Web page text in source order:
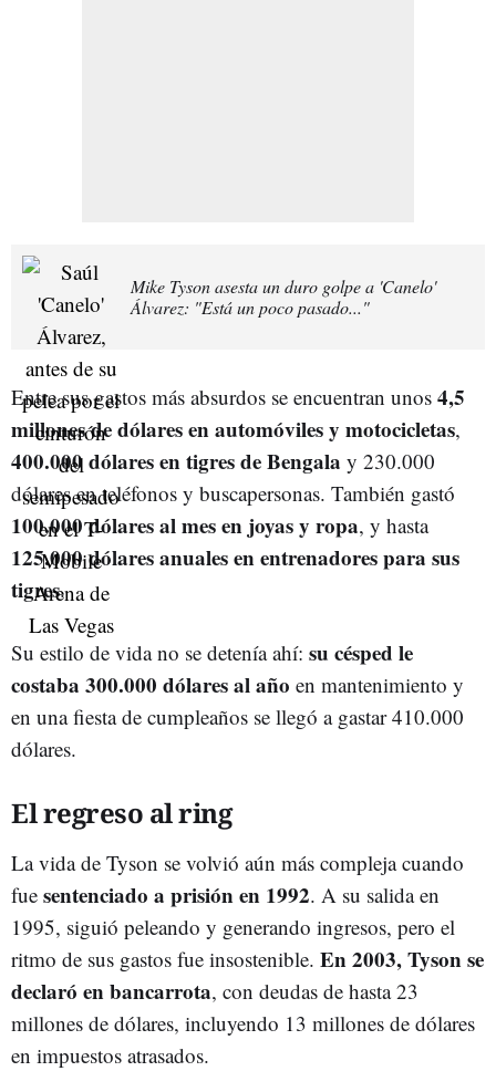
Mike Tyson asesta un duro golpe a 'Canelo'
Álvarez: "Está un poco pasado..."
Entre sus gastos más absurdos se encuentran unos 4,5
millones de dólares en automóviles y motocicletas,
400.000 dólares en tigres de Bengala y 230.000
dólares en teléfonos y buscapersonas. También gastó
100.000 dólares al mes en joyas y ropa, y hasta
125.000 dólares anuales en entrenadores para sus
tigres.
Su estilo de vida no se detenía ahí: su césped le
costaba 300.000 dólares al año en mantenimiento y
en una fiesta de cumpleaños se llegó a gastar 410.000
dólares.
El regreso al ring
La vida de Tyson se volvió aún más compleja cuando
fue sentenciado a prisión en 1992. A su salida en
1995, siguió peleando y generando ingresos, pero el
ritmo de sus gastos fue insostenible. En 2003, Tyson se
declaró en bancarrota, con deudas de hasta 23
millones de dólares, incluyendo 13 millones de dólares
en impuestos atrasados.